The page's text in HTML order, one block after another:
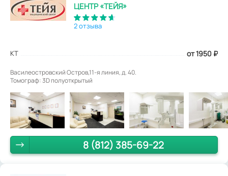
ЦЕНТР «ТЕЙЯ»
2 отзыва
КТ от 1950 ₽
Василеостровский Остров,11-я линия, д. 40.
Томограф: 3D полуоткрытый
8 (812) 385-69-22